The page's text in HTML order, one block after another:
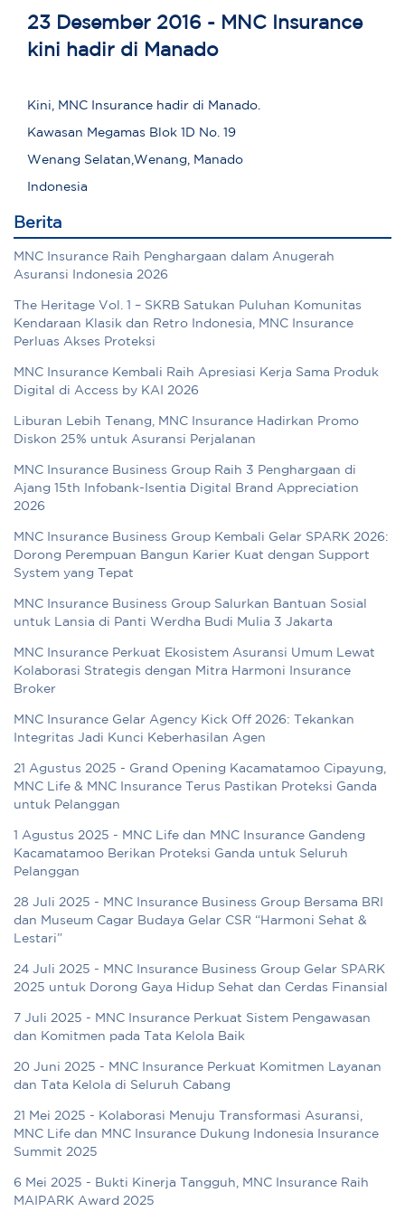
23 Desember 2016 - MNC Insurance
kini hadir di Manado
Kini, MNC Insurance hadir di Manado.
Kawasan Megamas Blok 1D No. 19
Wenang Selatan,Wenang, Manado
Indonesia
Berita
MNC Insurance Raih Penghargaan dalam Anugerah
Asuransi Indonesia 2026
The Heritage Vol. 1 – SKRB Satukan Puluhan Komunitas
Kendaraan Klasik dan Retro Indonesia, MNC Insurance
Perluas Akses Proteksi
MNC Insurance Kembali Raih Apresiasi Kerja Sama Produk
Digital di Access by KAI 2026
Liburan Lebih Tenang, MNC Insurance Hadirkan Promo
Diskon 25% untuk Asuransi Perjalanan
MNC Insurance Business Group Raih 3 Penghargaan di
Ajang 15th Infobank-Isentia Digital Brand Appreciation
2026
MNC Insurance Business Group Kembali Gelar SPARK 2026:
Dorong Perempuan Bangun Karier Kuat dengan Support
System yang Tepat
MNC Insurance Business Group Salurkan Bantuan Sosial
untuk Lansia di Panti Werdha Budi Mulia 3 Jakarta
MNC Insurance Perkuat Ekosistem Asuransi Umum Lewat
Kolaborasi Strategis dengan Mitra Harmoni Insurance
Broker
MNC Insurance Gelar Agency Kick Off 2026: Tekankan
Integritas Jadi Kunci Keberhasilan Agen
21 Agustus 2025 - Grand Opening Kacamatamoo Cipayung,
MNC Life & MNC Insurance Terus Pastikan Proteksi Ganda
untuk Pelanggan
1 Agustus 2025 - MNC Life dan MNC Insurance Gandeng
Kacamatamoo Berikan Proteksi Ganda untuk Seluruh
Pelanggan
28 Juli 2025 - MNC Insurance Business Group Bersama BRI
dan Museum Cagar Budaya Gelar CSR “Harmoni Sehat &
Lestari”
24 Juli 2025 - MNC Insurance Business Group Gelar SPARK
2025 untuk Dorong Gaya Hidup Sehat dan Cerdas Finansial
7 Juli 2025 - MNC Insurance Perkuat Sistem Pengawasan
dan Komitmen pada Tata Kelola Baik
20 Juni 2025 - MNC Insurance Perkuat Komitmen Layanan
dan Tata Kelola di Seluruh Cabang
21 Mei 2025 - Kolaborasi Menuju Transformasi Asuransi,
MNC Life dan MNC Insurance Dukung Indonesia Insurance
Summit 2025
6 Mei 2025 - Bukti Kinerja Tangguh, MNC Insurance Raih
MAIPARK Award 2025